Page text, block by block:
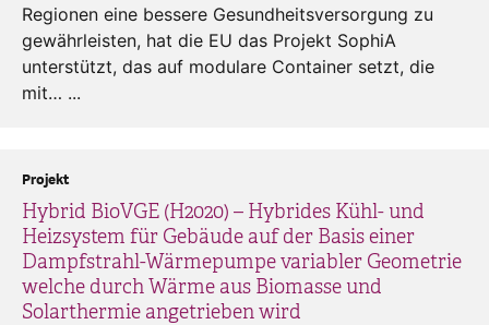
Regionen eine bessere Gesundheitsversorgung zu
gewährleisten, hat die EU das Projekt SophiA
unterstützt, das auf modulare Container setzt, die
mit… ...
Hybrid BioVGE (H2020) – Hybrides Kühl- und
Heizsystem für Gebäude auf der Basis einer
Dampfstrahl-Wärmepumpe variabler Geometrie
welche durch Wärme aus Biomasse und
Solarthermie angetrieben wird
Projekt